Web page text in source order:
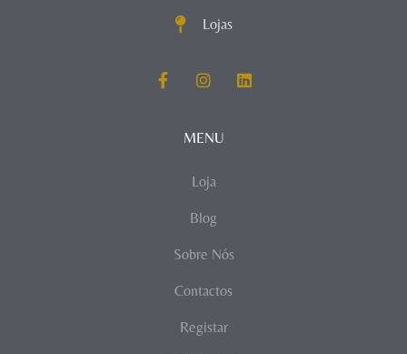
Lojas
MENU
Loja
Blog
Sobre Nós
Contactos
Registar